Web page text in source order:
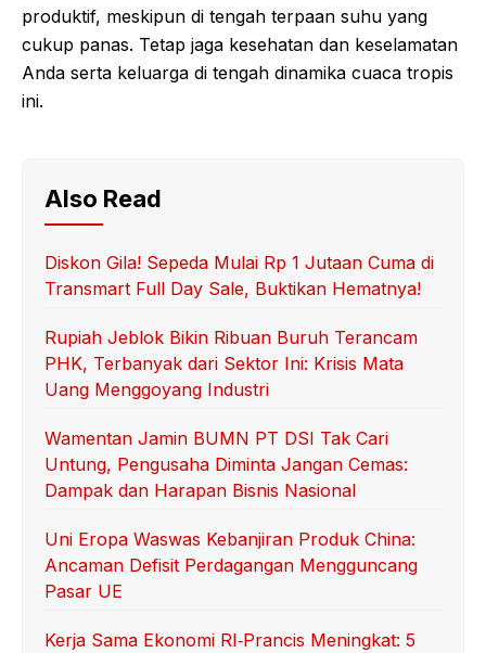
produktif, meskipun di tengah terpaan suhu yang
cukup panas. Tetap jaga kesehatan dan keselamatan
Anda serta keluarga di tengah dinamika cuaca tropis
ini.
Also Read
Diskon Gila! Sepeda Mulai Rp 1 Jutaan Cuma di
Transmart Full Day Sale, Buktikan Hematnya!
Rupiah Jeblok Bikin Ribuan Buruh Terancam
PHK, Terbanyak dari Sektor Ini: Krisis Mata
Uang Menggoyang Industri
Wamentan Jamin BUMN PT DSI Tak Cari
Untung, Pengusaha Diminta Jangan Cemas:
Dampak dan Harapan Bisnis Nasional
Uni Eropa Waswas Kebanjiran Produk China:
Ancaman Defisit Perdagangan Mengguncang
Pasar UE
Kerja Sama Ekonomi RI‑Prancis Meningkat: 5